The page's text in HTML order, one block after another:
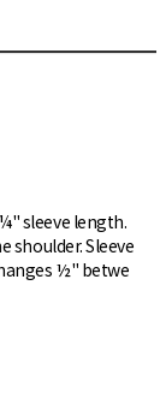
sleeve length.
shoulder. Sleeve
½" betwe